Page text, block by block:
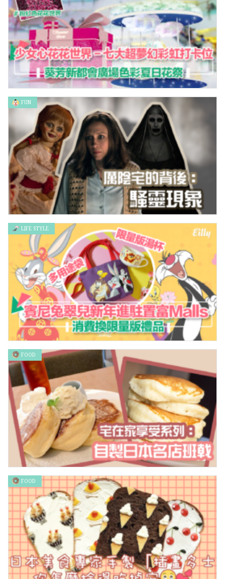
少女心花花世界七大超夢幻彩虹打卡位 – 葵芳新都會廣場色彩夏
厲陰宅的背後：騷靈現象
FUN
LOONEY TUNES農曆年進駐置富Malls 賓尼兔翠兒陪你笑住過新
LIFE STYLE
宅在家享受系列：自製日本名店班戟
FOOD
FOOD